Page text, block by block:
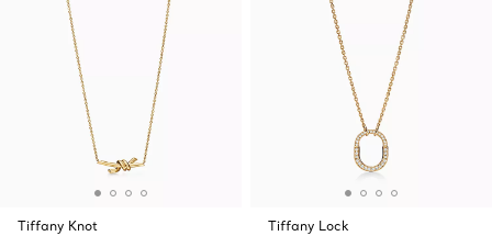
Tiffany Knot
Tiffany Lock